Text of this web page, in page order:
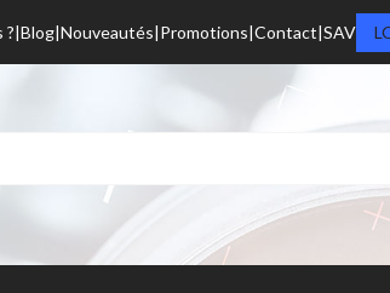
? Blog Nouveautés Promotions Contact SAV